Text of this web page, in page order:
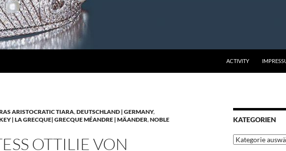
ACTIVITY
ARISTOCRATIC TIARA,DEUTSCHLAND | GERMANY,
| LA GRECQUE| GRECQUE MÉANDRE | MÄANDER,NOBLE
OTTILIE VON
KATEGORIEN
Kategorien